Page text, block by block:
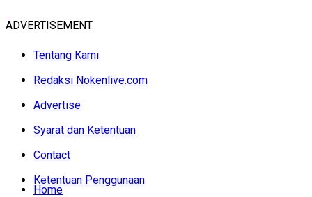
ADVERTISEMENT
Tentang Kami
Redaksi Nokenlive.com
Advertise
Syarat dan Ketentuan
Contact
Ketentuan Penggunaan
Home